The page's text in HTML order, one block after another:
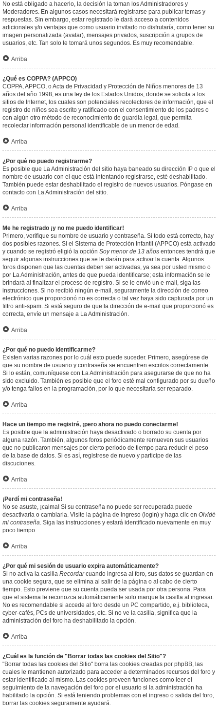
No está obligado a hacerlo, la decisión la toman los Administradores y
Moderadores. En algunos casos necesitará registrarse para publicar temas y
respuestas. Sin embargo, estar registrado le dará acceso a contenidos
adicionales y/o ventajas que como usuario invitado no disfrutaría, como tener su
imagen personalizada (avatar), mensajes privados, suscripción a grupos de
usuarios, etc. Tan solo le tomará unos segundos. Es muy recomendable.
Arriba
¿Qué es COPPA? (APPCO)
COPPA, APPCO, o Acta de Privacidad y Protección de Niños menores de 13
años del año 1998, es una ley de los Estados Unidos, donde se solicita a los
sitios de Internet, los cuales son potenciales recolectores de información, que el
registro de niños sea escrito y ratificado con el consentimiento de los padres o
con algún otro método de reconocimiento de guardia legal, que permita
recolectar información personal identificable de un menor de edad.
Arriba
¿Por qué no puedo registrarme?
Es posible que La Administración del sitio haya baneado su dirección IP o que el
nombre de usuario con el que está intentando registrarse, esté deshabilitado.
También puede estar deshabilitado el registro de nuevos usuarios. Póngase en
contacto con La Administración del sitio.
Arriba
Me he registrado ¡y no me puedo identificar!
Primero, verifique su nombre de usuario y contraseña. Si todo está correcto, hay
dos posibles razones. Si el Sistema de Protección Infantil (APPCO) está activado
y cuando se registró eligió la opción Soy menor de 13 años entonces tendrá que
seguir algunas instrucciones que se le darán para activar la cuenta. Algunos
foros disponen que las cuentas deben ser activadas, ya sea por usted mismo o
por La Administración, antes de que pueda identificarse; esta información se le
brindará al finalizar el proceso de registro. Si se le envió un e-mail, siga las
instrucciones. Si no recibió ningún e-mail, seguramente la dirección de correo
electrónico que proporcionó no es correcta o tal vez haya sido capturada por un
filtro anti-spam. Si está seguro de que la dirección de e-mail que proporcionó es
correcta, envíe un mensaje a La Administración.
Arriba
¿Por qué no puedo identificarme?
Existen varias razones por lo cuál esto puede suceder. Primero, asegúrese de
que su nombre de usuario y contraseña se encuentren escritos correctamente.
Si lo están, comuníquese con La Administración para asegurarse de que no ha
sido excluido. También es posible que el foro esté mal configurado por su dueño
y/o tenga fallos en la programación, por lo que necesitaría ser reparado.
Arriba
Hace un tiempo me registré, ¡pero ahora no puedo conectarme!
Es posible que la administración haya desactivado o borrado su cuenta por
alguna razón. También, algunos foros periódicamente remueven sus usuarios
que no publicaron mensajes por cierto periodo de tiempo para reducir el peso
de la base de datos. Si es así, registrese de nuevo y participe de las
discuciones.
Arriba
¡Perdí mi contraseña!
No se asuste, ¡calma! Si su contraseña no puede ser recuperada puede
desactivarla o cambiarla. Visite la página de ingreso (login) y haga clic en Olvidé
mi contraseña. Siga las instrucciones y estará identificado nuevamente en muy
poco tiempo.
Arriba
¿Por qué mi sesión de usuario expira automáticamente?
Si no activa la casilla Recordarcuando ingresa al foro, sus datos se guardan en
una cookie segura, que se elimina al salir de la página o al cabo de cierto
tiempo. Esto previene que su cuenta pueda ser usada por otra persona. Para
que el sistema le reconozca automáticamente solo marque la casilla al ingresar.
No es recomendable si accede al foro desde un PC compartido, e.j. biblioteca,
cyber-cafés, PCs de universidades, etc. Si no ve la casilla, significa que la
administración del foro ha deshabilitado la opción.
Arriba
¿Cuál es la función de "Borrar todas las cookies del Sitio"?
"Borrar todas las cookies del Sitio" borra las cookies creadas por phpBB, las
cuales le mantienen autorizado para acceder a determinados recursos del foro y
estar identificado al mismo. Las cookies proveen funciones como leer el
seguimiento de la navegación del foro por el usuario si la administración ha
habilitado la opción. Si está teniendo problemas con el ingreso o salida del foro,
borrar las cookies seguramente ayudará.